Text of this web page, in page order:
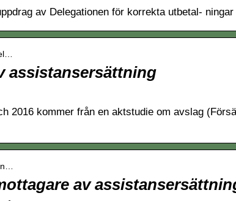
av Delegationen för korrekta utbetal-
assistansersättning
2016 kommer från en aktstudie om avslag
av